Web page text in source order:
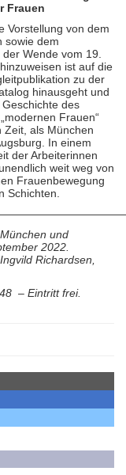
Frauen
Vorstellung von dem
sowie dem
Wende vom 19.
ist auf die
zu der
hinausgeht und
des
Frauen“
als München
In einem
der Arbeiterinnen
weit weg von
Frauenbewegung
Schichten.
und
2022.
Richardsen,
– Eintritt frei.